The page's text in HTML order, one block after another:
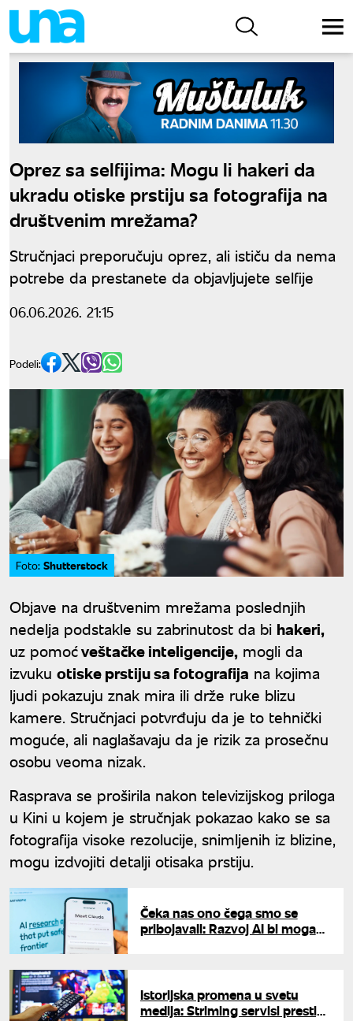
Oprez sa selfijima: Mogu li hakeri da
ukradu otiske prstiju sa fotografija na
društvenim mrežama?
Stručnjaci preporučuju oprez, ali ističu da nema
potrebe da prestanete da objavljujete selfije
06.06.2026. 21:15
Podeli:
Foto: Shutterstock
Objave na društvenim mrežama poslednjih
nedelja podstakle su zabrinutost da bi hakeri,
uz pomoćveštačke inteligencije, mogli da
izvuku otiske prstiju sa fotografija na kojima
ljudi pokazuju znak mira ili drže ruke blizu
kamere. Stručnjaci potvrđuju da je to tehnički
moguće, ali naglašavaju da je rizik za prosečnu
osobu veoma nizak.
Rasprava se proširila nakon televizijskog priloga
u Kini u kojem je stručnjak pokazao kako se sa
fotografija visoke rezolucije, snimljenih iz blizine,
mogu izdvojiti detalji otisaka prstiju.
Čeka nas ono čega smo se
pribojavali: Razvoj AI bi mogao
Istorijska promena u svetu
medija: Striming servisi prestigli